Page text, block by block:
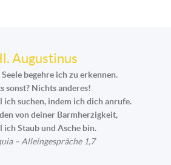
Augustinus
begehre ich zu erkennen.
sonst? Nichts anderes!
ich suchen, indem ich dich anrufe.
von deiner Barmherzigkeit,
ich Staub und Asche bin.
– Alleingespräche 1,7